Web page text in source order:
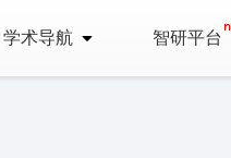
学术导航 智研平台